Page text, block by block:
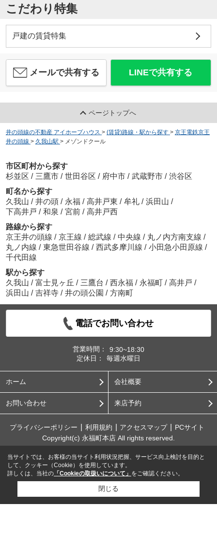
こだわり特集
戸建の賃貸特集
メールで共有する LINEで共有する
ページトップへ
井の頭線の不動産 アイホープハウス > (賃貸)路線・駅から探す > 京王電鉄京王
井の頭線 > 久我山駅 > メゾンドクール
市区町村から探す
杉並区 / 三鷹市 / 世田谷区 / 府中市 / 武蔵野市 / 渋谷区
町名から探す
久我山 / 井の頭 / 永福 / 高井戸東 / 牟礼 / 浜田山 /
下高井戸 / 和泉 / 宮前 / 高井戸西
路線から探す
京王井の頭線 / 京王線 / 総武線 / 中央線 / 丸ノ内方南支線 /
丸ノ内線 / 東急世田谷線 / 西武多摩川線 / 小田急小田原線 /
千代田線
駅から探す
久我山 / 富士見ヶ丘 / 三鷹台 / 西永福 / 永福町 / 高井戸 /
浜田山 / 吉祥寺 / 井の頭公園 / 方南町
電話でお問い合わせ
営業時間：
9:30~18:30
定休日：
毎週水曜日
ホーム 会社概要
お問い合わせ 来店予約
プライバシーポリシー 利用規約 アクセスマップ
PCサイト
Copyright(c) 永福町本店 All rights reserved.
当サイトでは、お客様の当サイト利用状況把握、サービス向上検討を目的と
して、クッキー（Cookie）を使用しています。
詳しくは、当社の 「Cookieの取扱いについて」 をご確認ください。
閉じる